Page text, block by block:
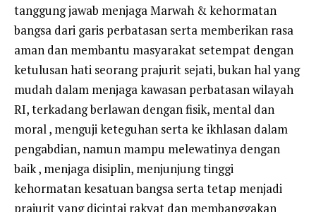
tanggung jawab menjaga Marwah & kehormatan
bangsa dari garis perbatasan serta memberikan rasa
aman dan membantu masyarakat setempat dengan
ketulusan hati seorang prajurit sejati, bukan hal yang
mudah dalam menjaga kawasan perbatasan wilayah
RI, terkadang berlawan dengan fisik, mental dan
moral , menguji keteguhan serta ke ikhlasan dalam
pengabdian, namun mampu melewatinya dengan
baik , menjaga disiplin, menjunjung tinggi
kehormatan kesatuan bangsa serta tetap menjadi
prajurit yang dicintai rakyat dan membanggakan